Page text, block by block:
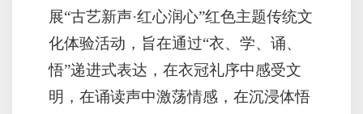
展“古艺新声·红心润心”红色主题传统文
化体验活动，旨在通过“衣、学、诵、
悟”递进式表达，在衣冠礼序中感受文
明，在诵读声中激荡情感，在沉浸体悟